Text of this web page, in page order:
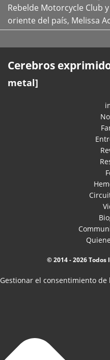
Rebelde Motorcycle Club
oriente del país, Melissa
Cerebros
metal]
© 2014 - 2026 Todos
Gestionar el consentimiento de